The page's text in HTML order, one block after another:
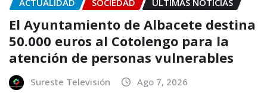
ACTUALIDAD SOCIEDAD ÚLTIMAS NOTICIAS
El Ayuntamiento de Albacete destina
50.000 euros al Cotolengo para la
atención de personas vulnerables
Sureste Televisión Ago 7, 2026